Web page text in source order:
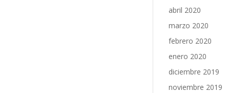
abril 2020
marzo 2020
febrero 2020
enero 2020
diciembre 2019
noviembre 2019